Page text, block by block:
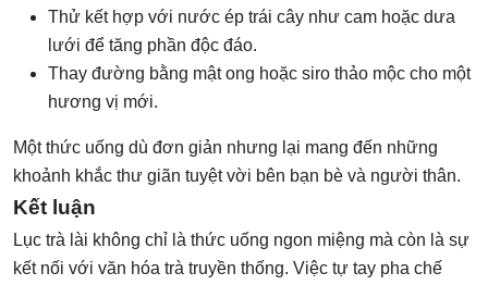
Thử kết hợp với nước ép trái cây như cam hoặc dưa
lưới để tăng phần độc đáo.
Thay đường bằng mật ong hoặc siro thảo mộc cho một
hương vị mới.
Một thức uống dù đơn giản nhưng lại mang đến những
khoảnh khắc thư giãn tuyệt vời bên bạn bè và người thân.
Kết luận
Lục trà lài không chỉ là thức uống ngon miệng mà còn là sự
kết nối với văn hóa trà truyền thống. Việc tự tay pha chế